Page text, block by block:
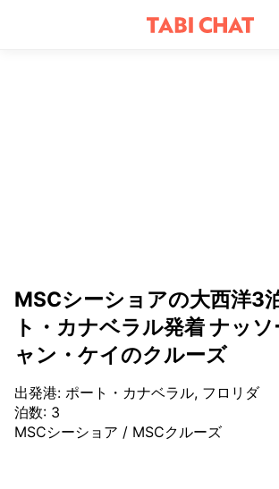
MSCシーショアの大西洋3
ト・カナベラル発着 ナッ
ャン・ケイのクルーズ
出発港: ポート・カナベラル, フロリダ
泊数: 3
MSCシーショア / MSCクルーズ